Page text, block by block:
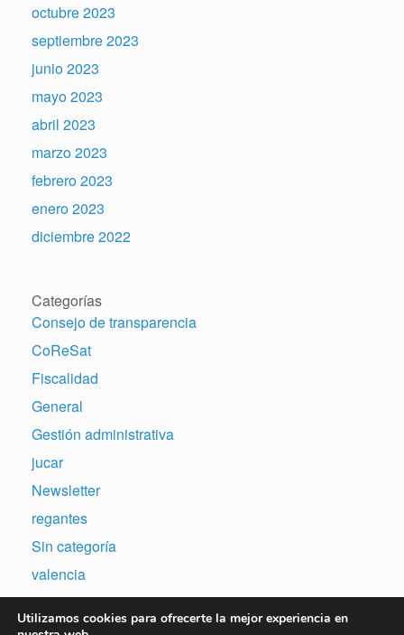
octubre 2023
septiembre 2023
junio 2023
mayo 2023
abril 2023
marzo 2023
febrero 2023
enero 2023
diciembre 2022
Categorías
Consejo de transparencia
CoReSat
Fiscalidad
General
Gestión administrativa
jucar
Newsletter
regantes
Sin categoría
valencia
Utilizamos cookies para ofrecerte la mejor experiencia en